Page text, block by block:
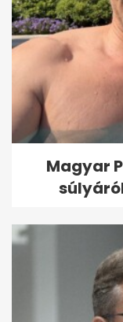
Magyar